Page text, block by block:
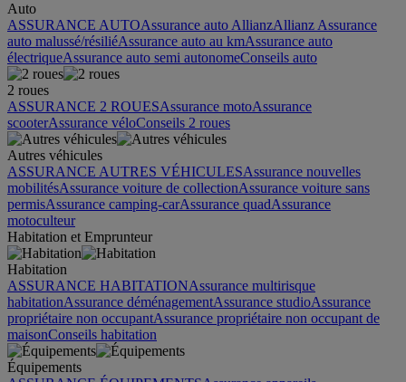
Auto
ASSURANCE AUTOAssurance auto AllianzAllianz Assurance
auto malussé/résiliéAssurance auto au kmAssurance auto
électriqueAssurance auto semi autonomeConseils auto
2 roues
ASSURANCE 2 ROUESAssurance motoAssurance
scooterAssurance véloConseils 2 roues
Autres véhicules
ASSURANCE AUTRES VÉHICULESAssurance nouvelles
mobilitésAssurance voiture de collectionAssurance voiture sans
permisAssurance camping-carAssurance quadAssurance
motoculteur
Habitation et Emprunteur
Habitation
ASSURANCE HABITATIONAssurance multirisque
habitationAssurance déménagementAssurance studioAssurance
propriétaire non occupantAssurance propriétaire non occupant de
maisonConseils habitation
Équipements